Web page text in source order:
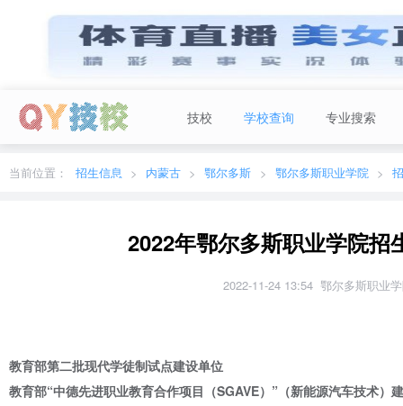
技校 学校查询 专业搜索
当前城市： 广东 切换地区
当前位置： 招生信息 内蒙古 鄂尔多斯 鄂尔多斯职业学院
2022年鄂尔多斯职业学院招
2022-11-24 13:54 鄂尔多斯职业
教育部第二批现代学徒制试点建设单位
教育部“中德先进职业教育合作项目（SGAVE）”（新能源汽车技术）